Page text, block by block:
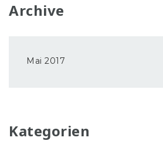
Archive
Mai 2017
Kategorien